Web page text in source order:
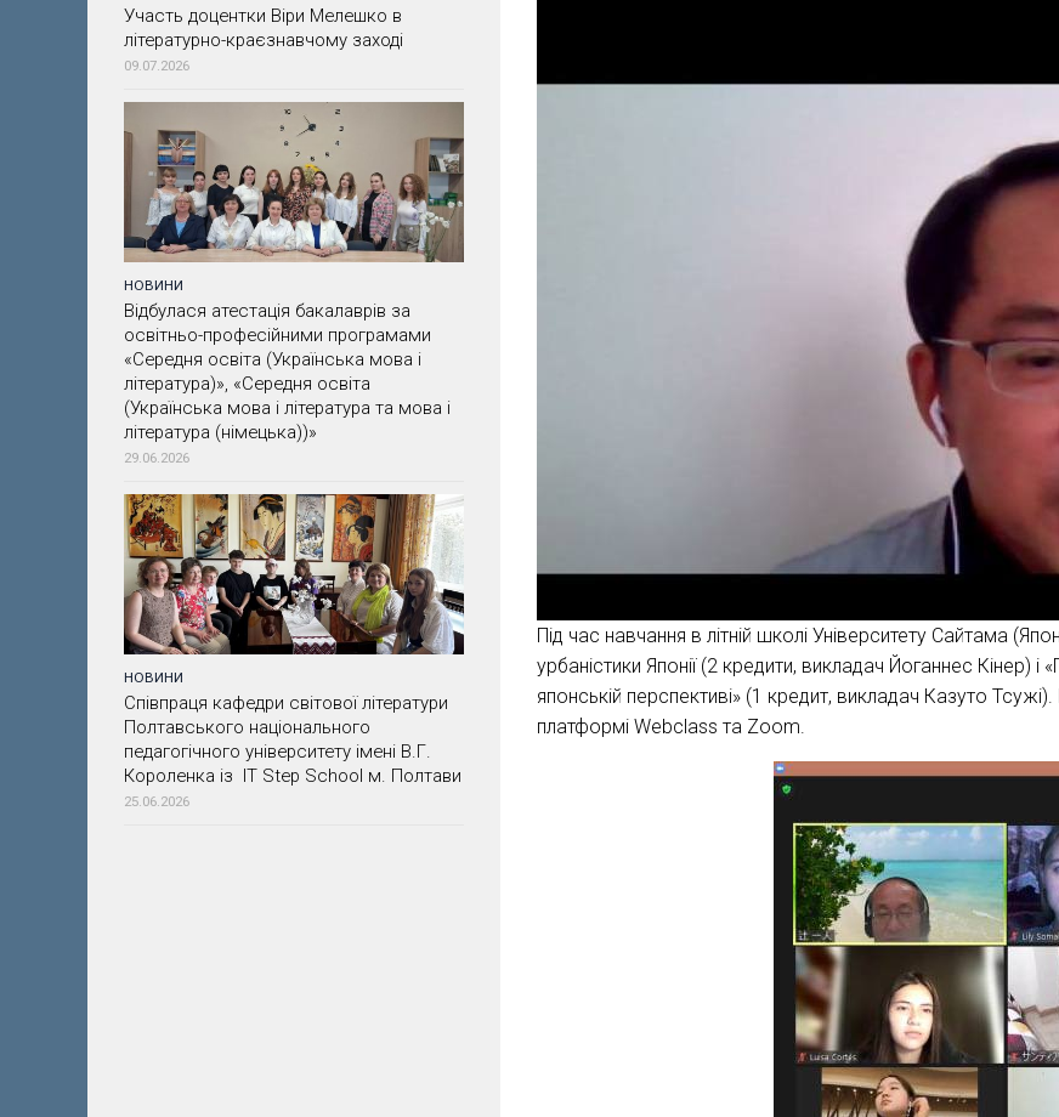
Під час навчання в літній школі Університету Сайтама
урбаністики Японії (2 кредити, викладач Йоганнес Кінер)
японській перспективі» (1 кредит, викладач Казуто
платформі Webclass та Zoom.
Участь доцентки Віри Мелешко в
літературно-краєзнавчому заході
09.07.2026
НОВИНИ
Відбулася атестація бакалаврів за
освітньо-професійними програмами
«Середня освіта (Українська мова і
література)», «Середня освіта
(Українська мова і література та мова і
література (німецька))»
29.06.2026
НОВИНИ
Співпраця кафедри світової літератури
Полтавського національного
педагогічного університету імені В.Г.
Короленка із IT Step School м. Полтави
25.06.2026